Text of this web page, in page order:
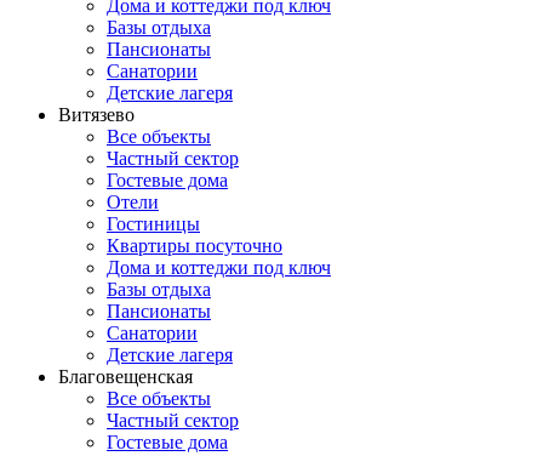
Дома и коттеджи под ключ
Базы отдыха
Пансионаты
Санатории
Детские лагеря
Витязево
Все объекты
Частный сектор
Гостевые дома
Отели
Гостиницы
Квартиры посуточно
Дома и коттеджи под ключ
Базы отдыха
Пансионаты
Санатории
Детские лагеря
Благовещенская
Все объекты
Частный сектор
Гостевые дома